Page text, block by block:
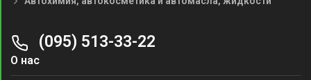
(095) 513-33-22
О нас